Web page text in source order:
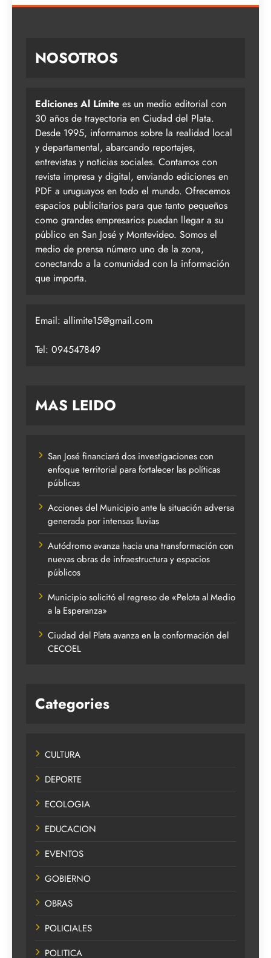
NOSOTROS
Ediciones Al Límite es un medio editorial con
30 años de trayectoria en Ciudad del Plata.
Desde 1995, informamos sobre la realidad local
y departamental, abarcando reportajes,
entrevistas y noticias sociales. Contamos con
revista impresa y digital, enviando ediciones en
PDF a uruguayos en todo el mundo. Ofrecemos
espacios publicitarios para que tanto pequeños
como grandes empresarios puedan llegar a su
público en San José y Montevideo. Somos el
medio de prensa número uno de la zona,
conectando a la comunidad con la información
que importa.
Email: allimite15@gmail.com
Tel: 094547849
MAS LEIDO
San José financiará dos investigaciones con
enfoque territorial para fortalecer las políticas
públicas
Acciones del Municipio ante la situación adversa
generada por intensas lluvias
Autódromo avanza hacia una transformación con
nuevas obras de infraestructura y espacios
públicos
Municipio solicitó el regreso de «Pelota al Medio
a la Esperanza»
Ciudad del Plata avanza en la conformación del
CECOEL
Categories
CULTURA
DEPORTE
ECOLOGIA
EDUCACION
EVENTOS
GOBIERNO
OBRAS
POLICIALES
POLITICA